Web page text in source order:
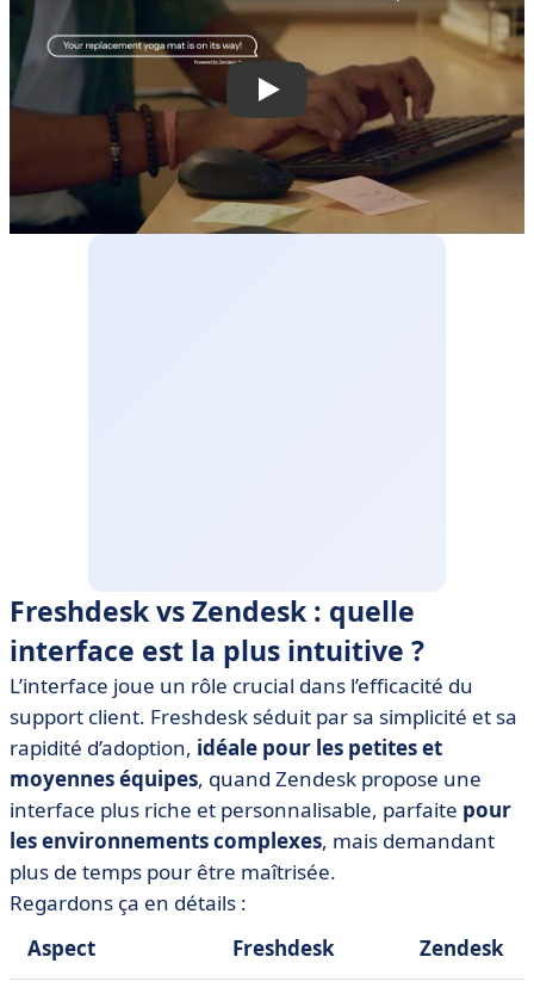
Freshdesk vs Zendesk : quelle
interface est la plus intuitive ?
L’interface joue un rôle crucial dans l’efficacité du
support client. Freshdesk séduit par sa simplicité et sa
rapidité d’adoption, idéale pour les petites et
moyennes équipes, quand Zendesk propose une
interface plus riche et personnalisable, parfaite pour
les environnements complexes, mais demandant
plus de temps pour être maîtrisée.
Regardons ça en détails :
Aspect
Freshdesk Zendesk